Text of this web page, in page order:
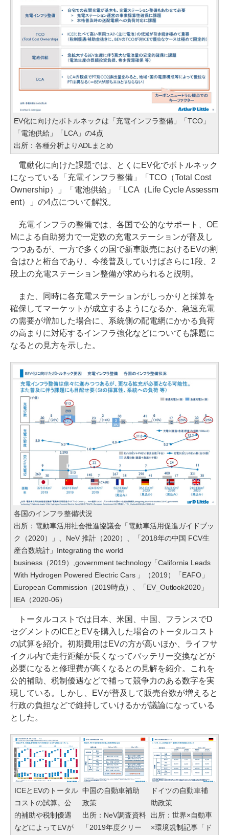
EV化に向けたボトルネックは「充電インフラ整備」「TCO」
「電池供給」「LCA」の4点
出所：各種分析よりADLまとめ
電動化に向けた課題では、とくにEV化でボトルネック
になっている「充電インフラ整備」「TCO（Total Cost
Ownership）」「電池供給」「LCA（Life Cycle Assessm
ent）」の4点について解説。
充電インフラの整備では、各国で公的なサポート、OE
Mによる自助努力で一定数の充電ステーションが普及し
つつあるが、一方で多くの国で新車販売におけるEVの割
合はひと桁台であり、今後普及していけばさらに1段、2
段上の充電ステーション整備が求められると説明。
また、同時に各充電ステーションがしっかりと採算を
確保してマーケットが成立するようになるか、急速充電
の需要が増加した場合に、系統側の配電網にかかる負荷
の高まりに対応するインフラ強化などについても課題に
なるとの見方を示した。
各国のインフラ整備状況
出所：電動車活用社会推進協議会「電動車活用促進ガイドブッ
ク（2020）」、NeV 推計（2020）、「2018年の中国 FCV生
産台数統計」Integrating the world
business（2019）,government technology「California Leads
With Hydrogen Powered Electric Cars 」（2019）「EAFO」
European Commission（2019時点）、「EV_Outlook2020」
IEA（2020-06）
トータルコストでは日本、米国、中国、フランスでD
セグメントのICEとEVを購入した場合のトータルコスト
の試算を紹介。初期費用はEVの方が高いほか、ライフサ
イクル内で走行距離が長くなってバッテリー交換などが
必要になると修理費が高くなるとの見解を紹介。これを
公的補助、税制優遇などで補って競争力のある数字を実
現している。しかし、EVが普及して販売台数が増えると
行政の負担などで維持していけるかが議論になっている
とした。
ICEとEVのトータル
コストの試算。公
的補助や税制優遇
などによってEVが
中国の自動車補助
政策
出所：NeV調査資料
「2019年度クリー
ドイツの自動車補
助政策
出所：世界×自動車
×環境規制記事「ド